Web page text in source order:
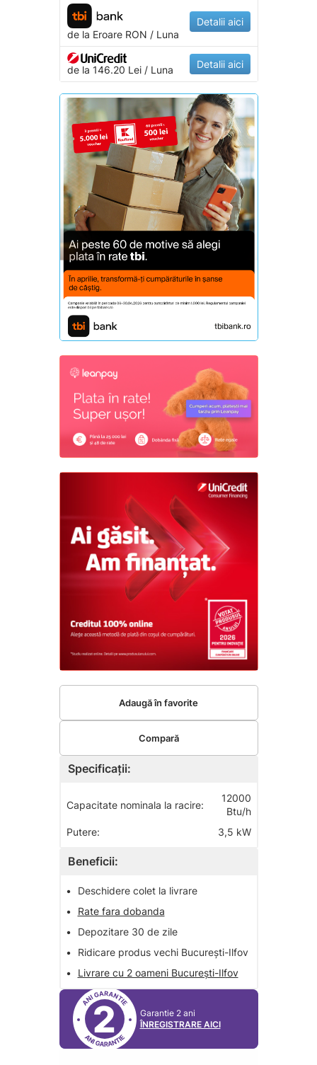
Specificații:
Capacitate nominala la racire:
12000
Btu/h
Putere:
3,5 kW
Beneficii:
•
Deschidere colet la livrare
•
Rate fara dobanda
•
Depozitare 30 de zile
•
Ridicare produs vechi București-Ilfov
•
Livrare cu 2 oameni București-Ilfov
2
Garantie 2 ani
ÎNREGISTRARE AICI
de la EroareRON / Luna
Detalii aici
de la 146.20 Lei / Luna Detalii aici
Adaugă în favorite
Compară